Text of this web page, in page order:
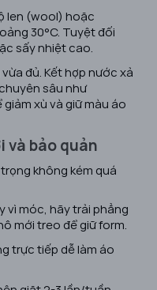
len (wool) hoặc
30°C. Tuyệt đối
sấy nhiệt cao.
đủ. Kết hợp nước xả
sâu như
xù và giữ màu áo
và bảo quản
không kém quá
vì móc, hãy trải phẳng
mới treo để giữ form.
trực tiếp dễ làm áo